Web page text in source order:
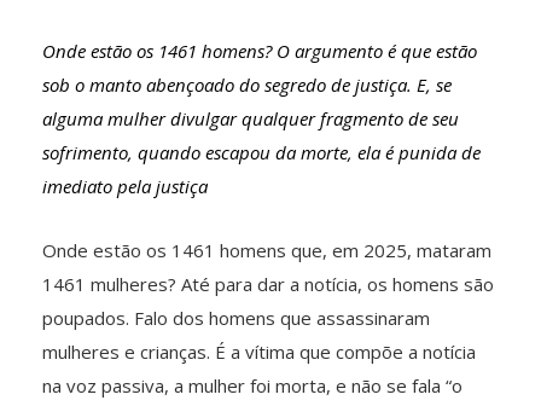
Onde estão os 1461 homens? O argumento é que estão
sob o manto abençoado do segredo de justiça. E, se
alguma mulher divulgar qualquer fragmento de seu
sofrimento, quando escapou da morte, ela é punida de
imediato pela justiça
Onde estão os 1461 homens que, em 2025, mataram
1461 mulheres? Até para dar a notícia, os homens são
poupados. Falo dos homens que assassinaram
mulheres e crianças. É a vítima que compõe a notícia
na voz passiva, a mulher foi morta, e não se fala “o